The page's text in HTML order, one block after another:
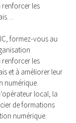
renforcer les
formez-vous au
renforcer les
et à améliorer leur
numérique.
local, la
de formations
numérique.